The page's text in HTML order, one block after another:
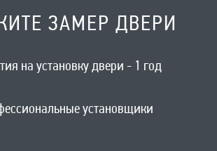
ЗАМЕР ДВЕРИ
на установку двери - 1 год
установщики